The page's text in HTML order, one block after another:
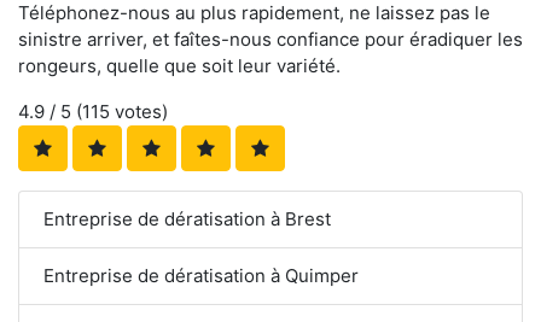
Téléphonez-nous au plus rapidement, ne laissez pas le
sinistre arriver, et faîtes-nous confiance pour éradiquer les
rongeurs, quelle que soit leur variété.
4.9 / 5 (115 votes)
Entreprise de dératisation à Brest
Entreprise de dératisation à Quimper